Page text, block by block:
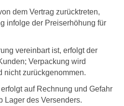
dem Vertrag zurücktreten,
infolge der Preiserhöhung für
vereinbart ist, erfolgt der
Verpackung wird
nicht zurückgenommen.
auf Rechnung und Gefahr
Lager des Versenders.